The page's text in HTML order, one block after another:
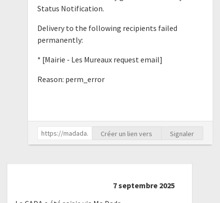
Status Notification.
Delivery to the following recipients failed
permanently:
* [Mairie - Les Mureaux request email]
Reason: perm_error
Créer un lien vers Signaler
7 septembre 2025